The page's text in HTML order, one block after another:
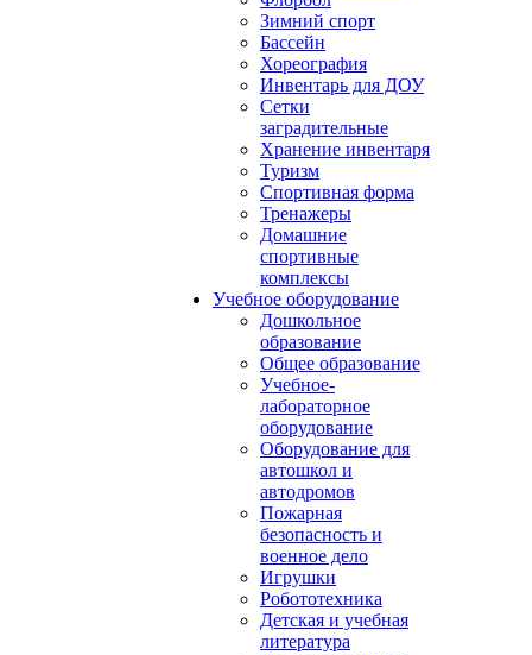
Зимний спорт
Бассейн
Хореография
Инвентарь для ДОУ
Сетки
заградительные
Хранение инвентаря
Туризм
Спортивная форма
Тренажеры
Домашние
спортивные
комплексы
Учебное оборудование
Дошкольное
образование
Общее образование
Учебное-
лабораторное
оборудование
Оборудование для
автошкол и
автодромов
Пожарная
безопасность и
военное дело
Игрушки
Робототехника
Детская и учебная
литература